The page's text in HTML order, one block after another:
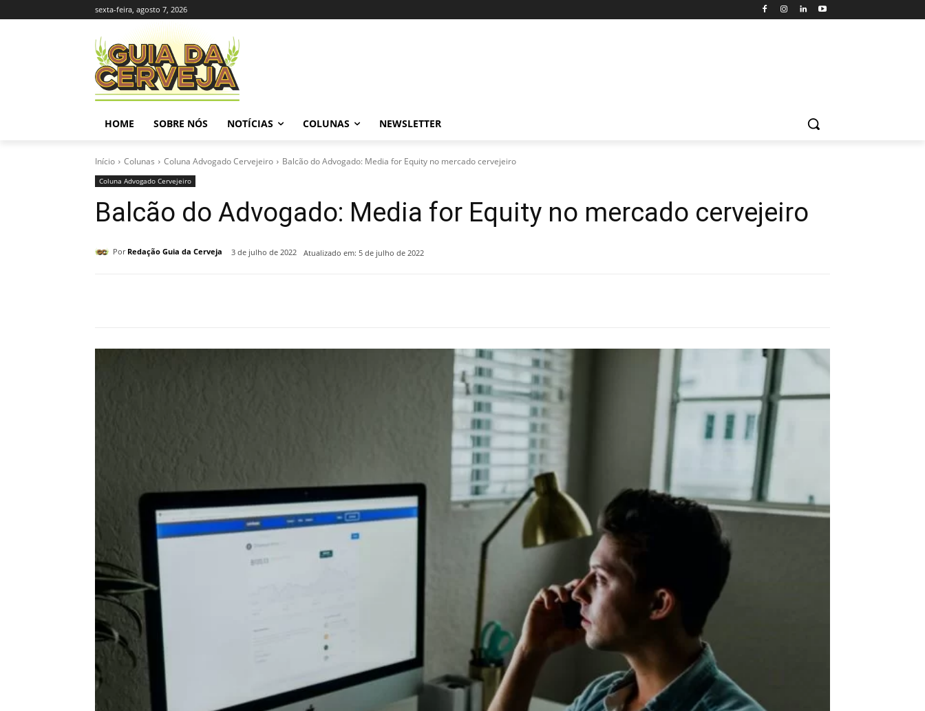
sexta-feira, agosto 7, 2026
HOME SOBRE NÓS NOTÍCIAS COLUNAS NEWSLETTER
Início Colunas Coluna Advogado Cervejeiro Balcão do Advogado: Media for Equity no mercado cervejeiro
Coluna Advogado Cervejeiro
Balcão do Advogado: Media for Equity no mercado cervejeiro
Por Redação Guia da Cerveja 3 de julho de 2022 Atualizado em: 5 de julho de 2022